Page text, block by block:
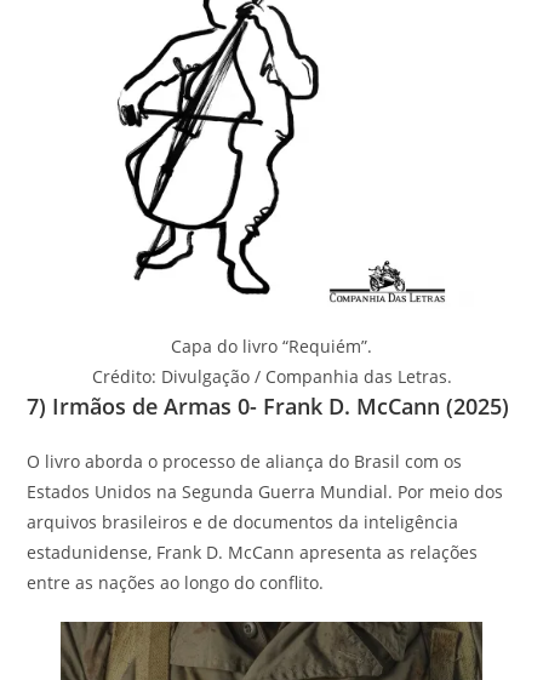
Capa do livro “Requiém”.
Crédito: Divulgação / Companhia das Letras.
7) Irmãos de Armas 0- Frank D. McCann (2025)
O livro aborda o processo de aliança do Brasil com os
Estados Unidos na Segunda Guerra Mundial. Por meio dos
arquivos brasileiros e de documentos da inteligência
estadunidense, Frank D. McCann apresenta as relações
entre as nações ao longo do conflito.